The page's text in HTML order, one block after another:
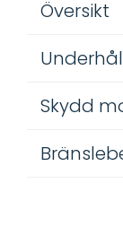
Översikt
Skydd